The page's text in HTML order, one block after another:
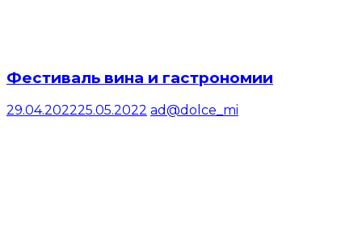
Фестиваль вина и гастрономии
29.04.202225.05.2022 ad@dolce_mi